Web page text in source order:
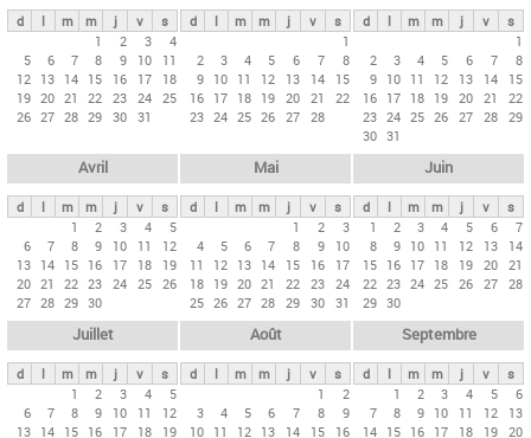
s
p
n
c
i
p
d l m m j v
s
1
2 3
4
5
6 7 8 9 10
11
12 13 14 15 16 17
18
19 20 21 22 23 24 25
26 27 28 29 30 31
d l m m j v
s
1
2
3 4 5 6 7
8
9 10 11 12 13 14
15
16 17 18 19 20 21
22
23 24 25 26 27 28
d l m m j v
s
1
2
3 4 5 6 7
8
9 10 11 12 13 14
15
16 17 18 19 20 21
22
23 24 25 26 27 28 29
30 31
Avril
d l m m j v
s
1
2 3 4
5
6
7 8 9 10 11
12
13 14 15 16 17 18
19
20 21 22 23 24 25 26
27 28 29 30
Mai
d l m m j v
s
1
2
3
4
5 6 7 8 9
10
11
12 13 14 15 16
17
18 19 20 21 22 23 24
25 26 27 28 29 30 31
Juin
d l m m j v
s
1
2 3 4 5 6
7
8
9 10 11 12 13
14
15 16 17 18 19 20 21
22 23 24 25 26 27 28
29 30
Juillet
d l m m j v
s
1
2 3 4
5
6
7 8 9 10 11
12
13 14 15 16 17 18 19
Août
d l m m j v
s
1
2
3
4 5 6 7 8
9
10 11 12 13 14 15 16
Septembre
d l m m j v
s
1
2 3 4 5
6
7
8 9 10 11 12
13
14 15 16 17 18 19 20